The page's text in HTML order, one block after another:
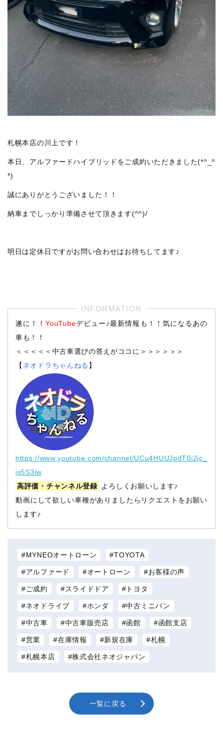
札幌本店の川上です！
本日、アルファードハイブリッドをご成約いただきました(*^_^
*)
誠にありがとうございました！！
納車までしっかり準備させて頂きます(^^)/
明日は定休日ですがお問い合わせはお待ちしてます♪
遂に！！YouTubeデビュー♪最新情報も！！気になるあの
車も！！
＜＜＜＜＜中古車選びの答えがココに＞＞＞＞＞＞
【 ネオドラちゃんねる 】
https://www.youtube.com/channel/UCu4HUUJpdT0i2jc_
is5S3iw
高評価・チャンネル登録 よろしくお願いします♪
動画にして欲しい車種がありましたらリクエストをお願い
します♪
MYNEOオートローン TOYOTA
アルファード オートローン お客様の声
ご成約 スライドドア トヨタ
ネオドライブ ホンダ 中古ミニバン
中古車 中古車販売店 函館 函館支店
営業 在庫情報 新規在庫 札幌
札幌本店 株式会社ネオジャパン
一覧に戻る